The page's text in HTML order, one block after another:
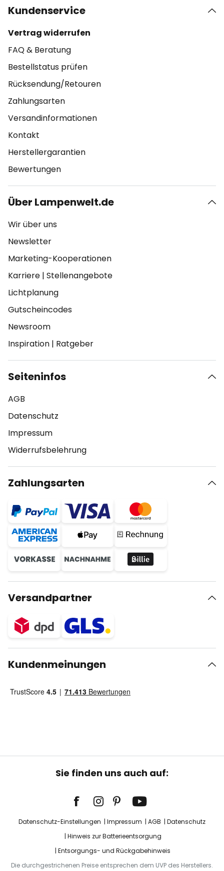
Kundenservice
Vertrag widerrufen
FAQ & Beratung
Bestellstatus prüfen
Rücksendung/Retouren
Zahlungsarten
Versandinformationen
Kontakt
Herstellergarantien
Bewertungen
Über Lampenwelt.de
Wir über uns
Newsletter
Marketing-Kooperationen
Karriere | Stellenangebote
Lichtplanung
Gutscheincodes
Newsroom
Inspiration | Ratgeber
Seiteninfos
AGB
Datenschutz
Impressum
Widerrufsbelehrung
Zahlungsarten
Versandpartner
Kundenmeinungen
Sie finden uns auch auf:
Datenschutz-Einstellungen Impressum AGB
Datenschutz
Hinweis zur Batterieentsorgung
Entsorgungs- und Rückgabehinweis
Die durchgestrichenen Preise entsprechen dem UVP des Herstellers.